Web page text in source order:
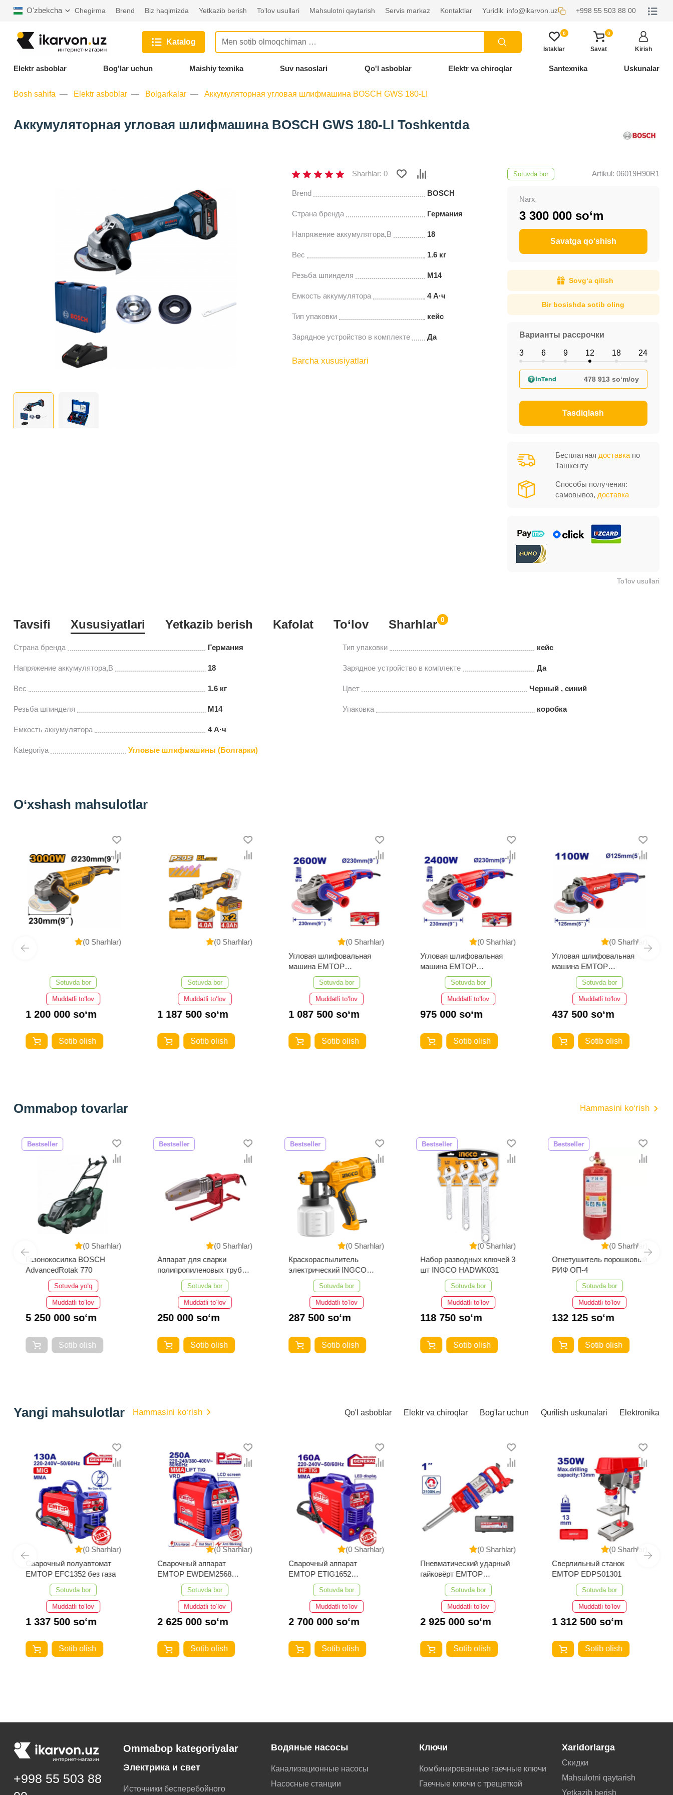
Oʻzbekcha Chegirma Brend Biz haqimizda Yetkazib berish To'lov usullari Mahsulotni qaytarish Servis markaz Kontaktlar Yuridik info@ikarvon.uz +998 55 503 88 00
Katalog
0
Istaklar
0
Savat Kirish
Elektr asboblar Bog'lar uchun Maishiy texnika Suv nasoslari Qo'l asboblar Elektr va chiroqlar Santexnika Uskunalar
Bosh sahifa Elektr asboblar Bolgarkalar Аккумуляторная угловая шлифмашина BOSCH GWS 180-LI
Аккумуляторная угловая шлифмашина BOSCH GWS 180-LI Toshkentda
Sharhlar: 0
Brend BOSCH
Страна бренда Германия
Напряжение аккумулятора,В 18
Вес 1.6 кг
Резьба шпинделя М14
Емкость аккумулятора 4 А·ч
Тип упаковки кейс
Зарядное устройство в комплекте Да
Barcha xususiyatlari
Sotuvda bor Artikul: 06019H90R1
Narx
3 300 000 so‘m
Savatga qo‘shish
Sovg‘a qilish
Bir bosishda sotib oling
Варианты рассрочки
3 6 9 12 18 24
478 913 so‘m/oy
Tasdiqlash
Бесплатная доставкапо
Ташкенту
Способы получения:
самовывоз, доставка
To‘lov usullari
Tavsifi Xususiyatlari Yetkazib berish Kafolat To‘lov 0
Sharhlar
Страна бренда Германия
Напряжение аккумулятора,В 18
Вес 1.6 кг
Резьба шпинделя М14
Емкость аккумулятора 4 А·ч
Kategoriya Угловые шлифмашины (Болгарки)
Тип упаковки кейс
Зарядное устройство в комплекте Да
Цвет Черный , синий
Упаковка коробка
O‘xshash mahsulotlar
(0 Sharhlar)
Sotuvda bor
Muddatli to‘lov
1 200 000 so‘m
Sotib olish
(0 Sharhlar)
Sotuvda bor
Muddatli to‘lov
1 187 500 so‘m
Sotib olish
(0 Sharhlar)
Угловая шлифовальная
машина EMTOP
EAGR26093
Sotuvda bor
Muddatli to‘lov
1 087 500 so‘m
Sotib olish
(0 Sharhlar)
Угловая шлифовальная
машина EMTOP
EAGR24093
Sotuvda bor
Muddatli to‘lov
975 000 so‘m
Sotib olish
(0 Sharhlar)
Угловая шлифовальная
машина EMTOP
EAGR11053
Sotuvda bor
Muddatli to‘lov
437 500 so‘m
Sotib olish
Ommabop tovarlar Hammasini ko‘rish
(0 Sharhlar)
Bestseller
Газонокосилка BOSCH
AdvancedRotak 770
Sotuvda yo‘q
Muddatli to‘lov
5 250 000 so‘m
Sotib olish
(0 Sharhlar)
Bestseller
Аппарат для сварки
полипропиленовых труб
Number One EPC40/15-1
Sotuvda bor
Muddatli to‘lov
250 000 so‘m
Sotib olish
(0 Sharhlar)
Bestseller
Краскораспылитель
электрический INGCO
SPG3508 450 w
Sotuvda bor
Muddatli to‘lov
287 500 so‘m
Sotib olish
(0 Sharhlar)
Bestseller
Набор разводных ключей 3
шт INGCO HADWK031
Sotuvda bor
Muddatli to‘lov
118 750 so‘m
Sotib olish
(0 Sharhlar)
Bestseller
Огнетушитель порошковый
РИФ ОП-4
Sotuvda bor
Muddatli to‘lov
132 125 so‘m
Sotib olish
Yangi mahsulotlar Hammasini ko‘rish Qo'l asboblar Elektr va chiroqlar Bog'lar uchun Qurilish uskunalari Elektronika
(0 Sharhlar)
Сварочный полуавтомат
EMTOP EFC1352 без газа
Sotuvda bor
Muddatli to‘lov
1 337 500 so‘m
Sotib olish
(0 Sharhlar)
Сварочный аппарат
EMTOP EWDEM2568
MMA/TIG Lift
Sotuvda bor
Muddatli to‘lov
2 625 000 so‘m
Sotib olish
(0 Sharhlar)
Сварочный аппарат
EMTOP ETIG1652
TIG/MMA
Sotuvda bor
Muddatli to‘lov
2 700 000 so‘m
Sotib olish
(0 Sharhlar)
Пневматический ударный
гайковёрт EMTOP
EATL013101
Sotuvda bor
Muddatli to‘lov
2 925 000 so‘m
Sotib olish
(0 Sharhlar)
Сверлильный станок
EMTOP EDPS01301
Sotuvda bor
Muddatli to‘lov
1 312 500 so‘m
Sotib olish
+998 55 503 88
Ommabop kategoriyalar
Электрика и свет
Источники бесперебойного
Водяные насосы
Канализационные насосы
Насосные станции
Ключи
Комбинированные гаечные ключи
Гаечные ключи с трещеткой
Xaridorlarga
Скидки
Mahsulotni qaytarish
Yetkazib berish